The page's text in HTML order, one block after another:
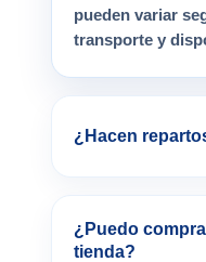
pueden variar
transporte y
¿Hacen
¿Puedo
tienda?